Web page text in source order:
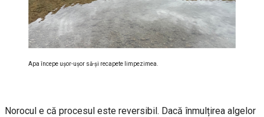
Apa începe ușor-ușor să-și recapete limpezimea.
Norocul e că procesul este reversibil. Dacă înmulțirea algelor